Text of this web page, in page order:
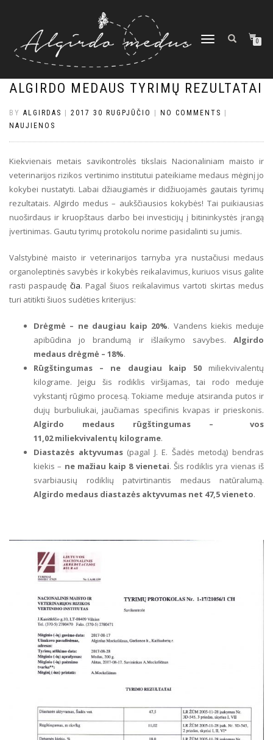
TOGGLE
0
ALGIRDO MEDAUS TYRIMŲ REZULTATAI
BY ALGIRDAS 2017 30 RUGPJŪČIO NO COMMENTS
NAUJIENOS
Kiekvienais metais savikontrolės tikslais Nacionaliniam maisto ir
veterinarijos rizikos vertinimo institutui pateikiame medaus mėginį jo
kokybei nustatyti. Labai džiaugiamės ir didžiuojamės gautais tyrimų
rezultatais. Algirdo medus – aukščiausios kokybės! Tai puikiausias
nuoširdaus ir kruopštaus darbo bei investicijų į bitininkystės įrangą
įvertinimas. Gautu tyrimų protokolu norime pasidalinti su jumis.
Valstybinė maisto ir veterinarijos tarnyba yra nustačiusi medaus
organoleptinės savybės ir kokybės reikalavimus, kuriuos visus galite
rasti paspaudę čia. Pagal šiuos reikalavimus vartoti skirtas medus
turi atitikti šiuos sudėties kriterijus:
Drėgmė – ne daugiau kaip 20%. Vandens kiekis meduje
apibūdina jo brandumą ir išlaikymo savybes. Algirdo
medaus drėgmė – 18%.
Rūgštingumas – ne daugiau kaip 50miliekvivalentų
kilograme. Jeigu šis rodiklis viršijamas, tai rodo meduje
vykstantį rūgimo procesą. Tokiame meduje atsiranda putos ir
dujų burbuliukai, jaučiamas specifinis kvapas ir prieskonis.
Algirdo medaus rūgštingumas – vos
11,02 miliekvivalentų kilograme.
Diastazės aktyvumas(pagal J. E. Šadės metodą) bendras
kiekis – ne mažiau kaip 8 vienetai. Šis rodiklis yra vienas iš
svarbiausių rodiklių patvirtinantis medaus natūralumą.
Algirdo medaus diastazės aktyvumas net 47,5 vieneto.